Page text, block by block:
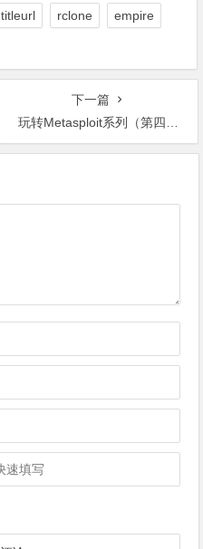
titleurl rclone empire
下一篇
玩转Metasploit系列（第四集）